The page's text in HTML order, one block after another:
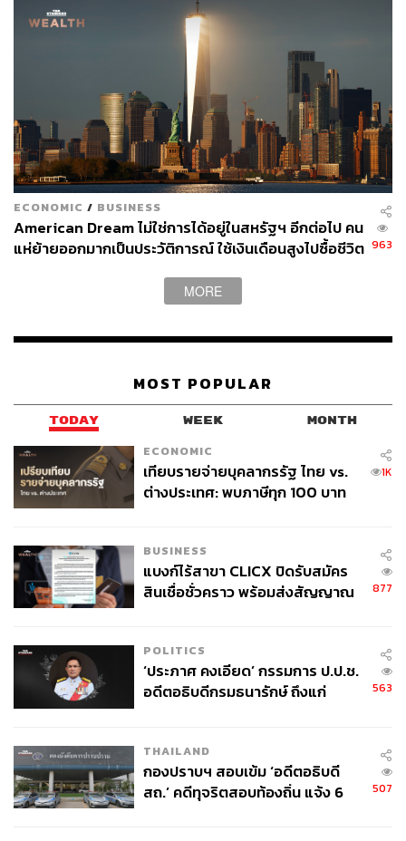
ECONOMIC / BUSINESS
American Dream ไม่ใช่การได้อยู่ในสหรัฐฯ อีกต่อไป คน
แห่ย้ายออกมากเป็นประวัติการณ์ ใช้เงินเดือนสูงไปซื้อชีวิต 963
MORE
MOST POPULAR
TODAY WEEK MONTH
ECONOMIC
เทียบรายจ่ายบุคลากรรัฐ ไทย vs.
ต่างประเทศ: พบภาษีทุก 100 บาท
1K
BUSINESS
แบงก์ไร้สาขา CLICX ปิดรับสมัคร
สินเชื่อชั่วคราว พร้อมส่งสัญญาณ
877
POLITICS
‘ประภาศ คงเอียด’ กรรมการ ป.ป.ช.
อดีตอธิบดีกรมธนารักษ์ ถึงแก่
563
THAILAND
กองปราบฯ สอบเข้ม ‘อดีตอธิบดี
สถ.’ คดีทุจริตสอบท้องถิ่น แจ้ง 6
507